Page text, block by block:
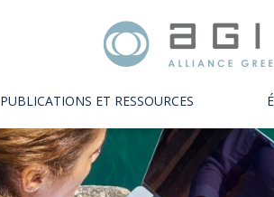
PUBLICATIONS ET RESSOURCES